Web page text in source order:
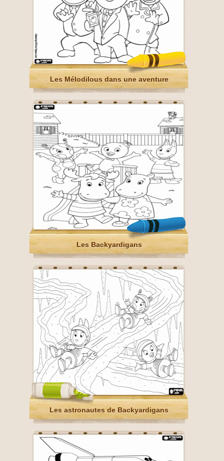
Les Mélodilous dans une aventure
Les Backyardigans
Les astronautes de Backyardigans